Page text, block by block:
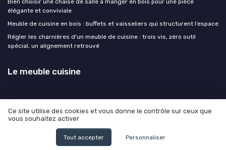
élégante et conviviale
Meuble de cuisine en bois : buffets et vaisseliers qui structurent l’espace
Régler les charnières d'un meuble de cuisine : trois vis, zéro outil
spécial, un alignement retrouvé
Le meuble cuisine
Mentions légales
© Le meuble cuisine 2026
Ce site utilise des cookies et vous donne le contrôle sur ceux que
vous souhaitez activer
Tout accepter Personnaliser